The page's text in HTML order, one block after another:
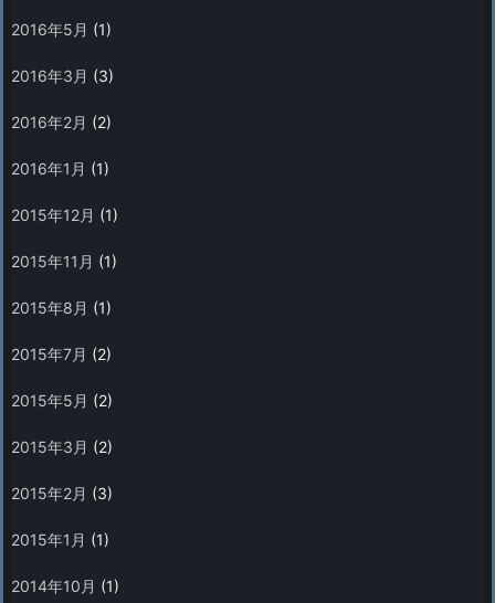
2016年5月 (1)
2016年3月 (3)
2016年2月 (2)
2016年1月 (1)
2015年12月 (1)
2015年11月 (1)
2015年8月 (1)
2015年7月 (2)
2015年5月 (2)
2015年3月 (2)
2015年2月 (3)
2015年1月 (1)
2014年10月 (1)